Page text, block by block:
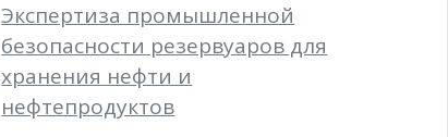
Экспертиза промышленной
безопасности резервуаров для
хранения нефти и
нефтепродуктов